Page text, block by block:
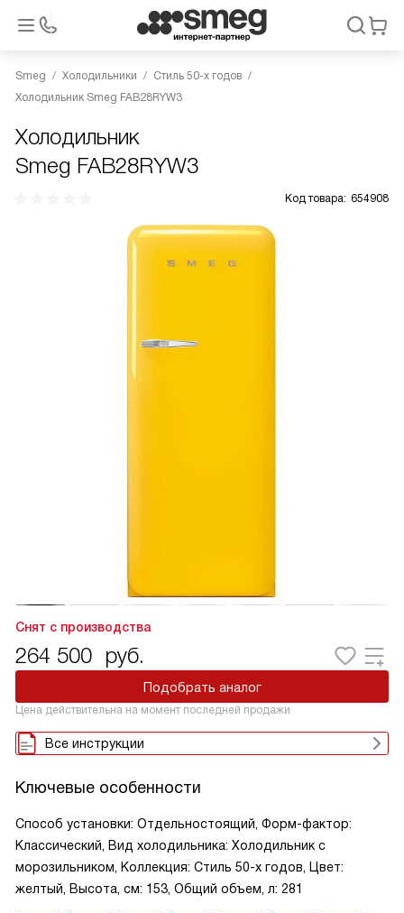
Smeg Холодильники
Стиль 50-х годов
Холодильник Smeg FAB28RYW3
Холодильник
Smeg FAB28RYW3
Код товара: 654908
Снят с производства
264 500 руб.
Подобрать аналог
Цена действительна на момент последней продажи
Все инструкции
Ключевые особенности
Способ установки: Отдельностоящий, Форм-фактор:
Классический, Вид холодильника: Холодильник с
морозильником, Коллекция: Стиль 50-х годов, Цвет:
желтый, Высота, см: 153, Общий объем, л: 281